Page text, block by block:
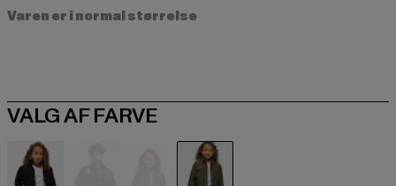
Varen er i normal størrelse
VALG AF FARVE